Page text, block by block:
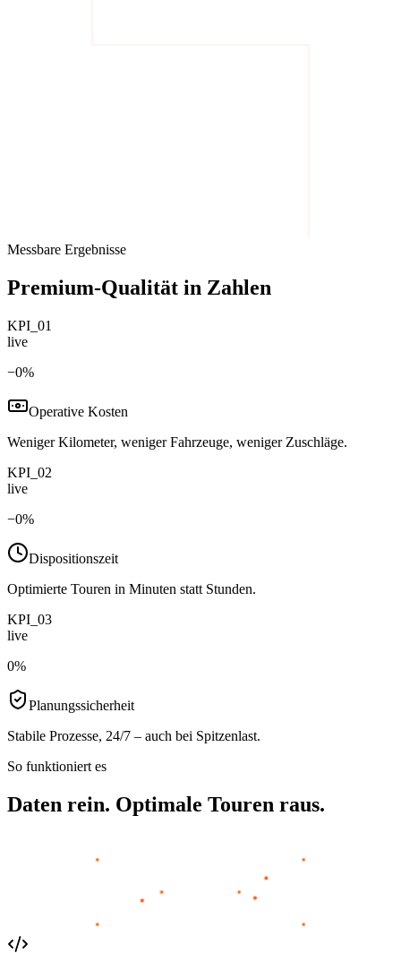
Messbare Ergebnisse
Premium-Qualität in Zahlen
KPI_01
live
−0%
Operative Kosten
Weniger Kilometer, weniger Fahrzeuge, weniger Zuschläge.
KPI_02
live
−0%
Dispositionszeit
Optimierte Touren in Minuten statt Stunden.
KPI_03
live
0%
Planungssicherheit
Stabile Prozesse, 24/7 – auch bei Spitzenlast.
So funktioniert es
Daten rein. Optimale Touren raus.